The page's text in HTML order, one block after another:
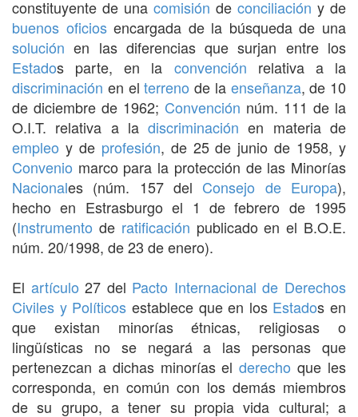
constituyente de una comisión de conciliación y de
buenos oficiosencargada de la búsqueda de una
solución en las diferencias que surjan entre los
Estados parte, en la convención relativa a la
discriminación en elterreno de la enseñanza, de 10
de diciembre de 1962; Convención núm. 111 de la
O.I.T. relativa a ladiscriminación en materia de
empleo y de profesión, de 25 de junio de 1958, y
Convenio marco para la protección de las Minorías
Nacionales (núm. 157 del Consejo de Europa),
hecho en Estrasburgo el 1 de febrero de 1995
(Instrumento de ratificación publicado en el B.O.E.
núm. 20/1998, de 23 de enero).
El artículo 27 del Pacto Internacional de Derechos
Civiles y Políticos establece que en los Estados en
que existan minorías étnicas, religiosas o
lingüísticas no se negará a las personas que
pertenezcan a dichas minorías elderecho que les
corresponda, en común con los demás miembros
de su grupo, a tener su propia vida cultural; a